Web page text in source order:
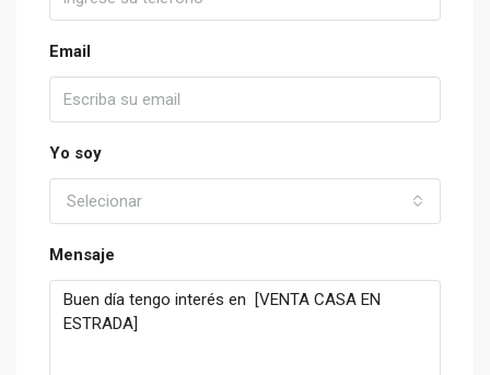
Email
Yo soy
Selecionar
Mensaje